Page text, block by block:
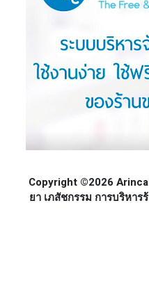
Copyright ©2026
ยา เภสัชกรรม การบริหา